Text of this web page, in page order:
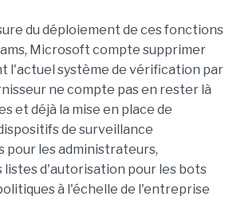
du déploiement de ces fonctions
Microsoft compte supprimer
l'actuel système de vérification par
ne compte pas en rester là
et déjà la mise en place de
de surveillance
pour les administrateurs,
listes d'autorisation pour les bots
à l'échelle de l'entreprise